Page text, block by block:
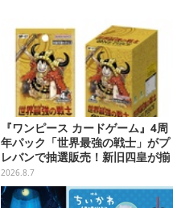
『ワンピース カードゲーム』4周
年パック「世界最強の戦士」がプ
レバンで抽選販売！新旧四皇が揃
い踏み、刃牙作者が描く「カイド
ウ」も
2026.8.7